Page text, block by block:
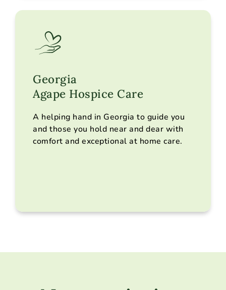
Georgia
Agape Hospice Care
A helping hand in Georgia to guide you
and those you hold near and dear with
comfort and exceptional at home care.
Faire une recommandation
Nous contacter